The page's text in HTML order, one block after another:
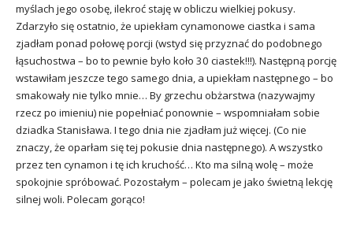
myślach jego osobę, ilekroć staję w obliczu wielkiej pokusy.
Zdarzyło się ostatnio, że upiekłam cynamonowe ciastka i sama
zjadłam ponad połowę porcji (wstyd się przyznać do podobnego
łąsuchostwa – bo to pewnie było koło 30 ciastek!!!). Następną porcję
wstawiłam jeszcze tego samego dnia, a upiekłam następnego – bo
smakowały nie tylko mnie… By grzechu obżarstwa (nazywajmy
rzecz po imieniu) nie popełniać ponownie – wspomniałam sobie
dziadka Stanisława. I tego dnia nie zjadłam już więcej. (Co nie
znaczy, że oparłam się tej pokusie dnia następnego). A wszystko
przez ten cynamon i tę ich kruchość… Kto ma silną wolę – może
spokojnie spróbować. Pozostałym – polecam je jako świetną lekcję
silnej woli. Polecam gorąco!